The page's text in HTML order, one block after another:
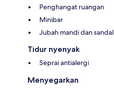
Penghangat ruangan
Minibar
Jubah mandi dan sandal
Tidur nyenyak
Seprai antialergi
Menyegarkan